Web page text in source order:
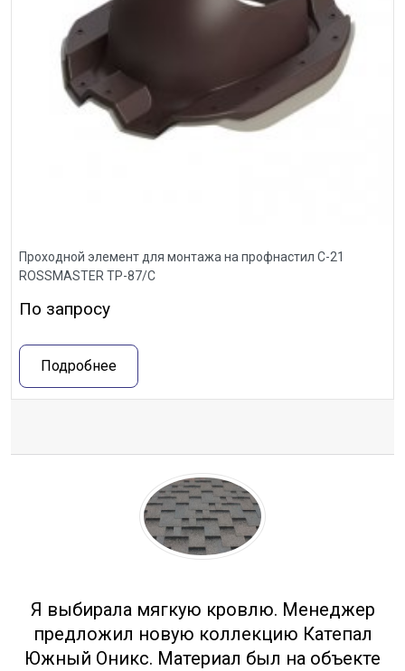
Проходной элемент для монтажа на профнастил С-21
ROSSMASTER ТР-87/С
По запросу
Подробнее
Я выбирала мягкую кровлю. Менеджер
предложил новую коллекцию Катепал
Южный Оникс. Материал был на объекте